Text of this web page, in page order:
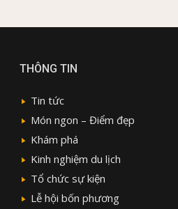
THÔNG TIN
Tin tức
Món ngon – Điểm đẹp
Khám phá
Kinh nghiệm du lịch
Tổ chức sự kiện
Lễ hội bốn phương